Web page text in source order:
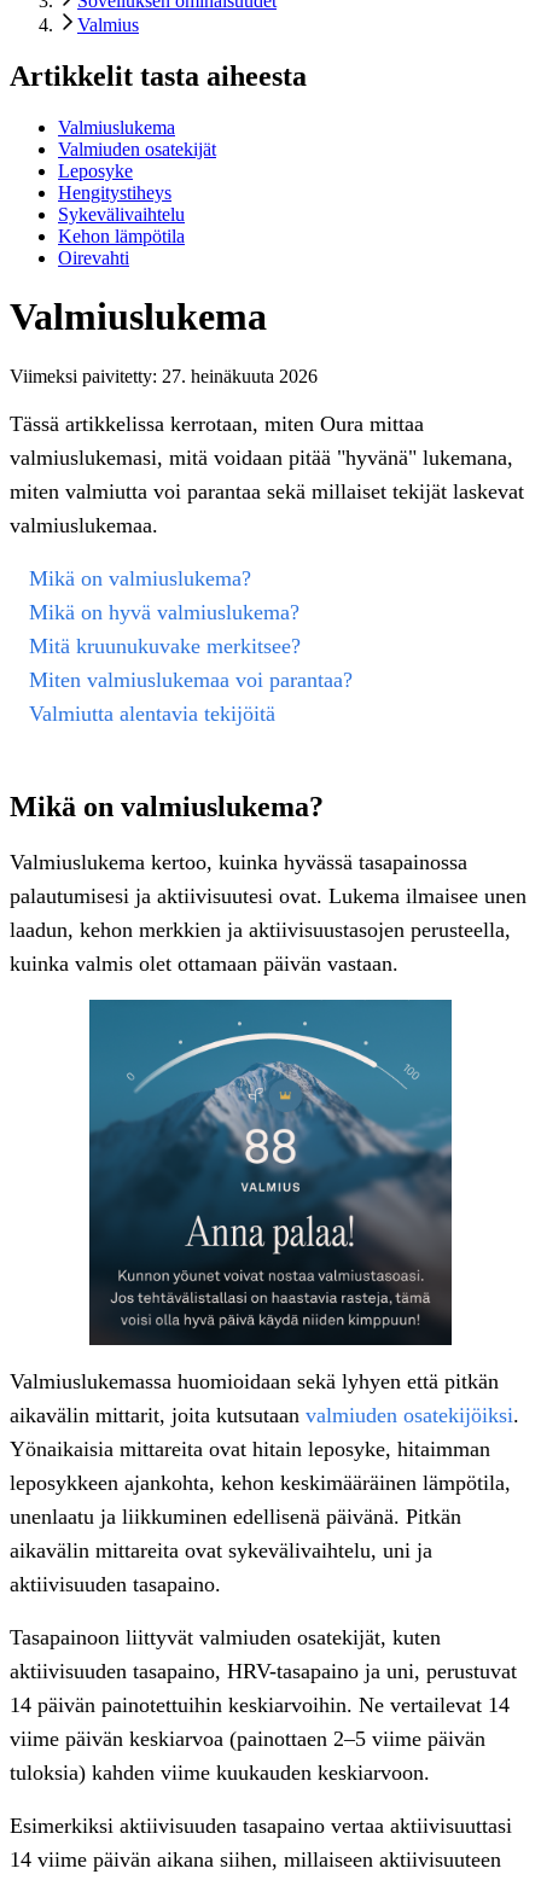
Valmius
Artikkelit tasta aiheesta
Valmiuslukema
Valmiuden osatekijät
Leposyke
Hengitystiheys
Sykevälivaihtelu
Kehon lämpötila
Oirevahti
Valmiuslukema
Viimeksi paivitetty: 27. heinäkuuta 2026
Tässä artikkelissa kerrotaan, miten Oura mittaa
valmiuslukemasi, mitä voidaan pitää "hyvänä" lukemana,
miten valmiutta voi parantaa sekä millaiset tekijät laskevat
valmiuslukemaa.
Mikä on valmiuslukema?
Mikä on hyvä valmiuslukema?
Mitä kruunukuvake merkitsee?
Miten valmiuslukemaa voi parantaa?
Valmiutta alentavia tekijöitä
Mikä on valmiuslukema?
Valmiuslukema kertoo, kuinka hyvässä tasapainossa
palautumisesi ja aktiivisuutesi ovat. Lukema ilmaisee unen
laadun, kehon merkkien ja aktiivisuustasojen perusteella,
kuinka valmis olet ottamaan päivän vastaan.
Valmiuslukemassa huomioidaan sekä lyhyen että pitkän
aikavälin mittarit, joita kutsutaan valmiuden osatekijöiksi.
Yönaikaisia mittareita ovat hitain leposyke, hitaimman
leposykkeen ajankohta, kehon keskimääräinen lämpötila,
unenlaatu ja liikkuminen edellisenä päivänä. Pitkän
aikavälin mittareita ovat sykevälivaihtelu, uni ja
aktiivisuuden tasapaino.
Tasapainoon liittyvät valmiuden osatekijät, kuten
aktiivisuuden tasapaino, HRV-tasapaino ja uni, perustuvat
14 päivän painotettuihin keskiarvoihin. Ne vertailevat 14
viime päivän keskiarvoa (painottaen 2–5 viime päivän
tuloksia) kahden viime kuukauden keskiarvoon.
Esimerkiksi aktiivisuuden tasapaino vertaa aktiivisuuttasi
14 viime päivän aikana siihen, millaiseen aktiivisuuteen